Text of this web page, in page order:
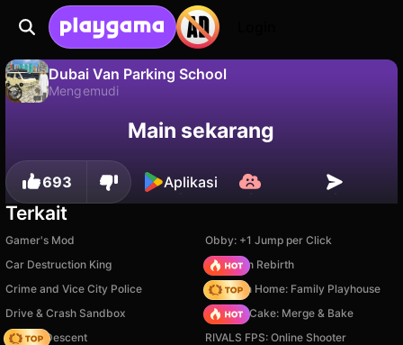
Dubai Van Parking School
Mengemudi
Simpan progresnya!
Main sekarang
693 Aplikasi
Terkait
Gamer's Mod
Obby: +1 Jump per Click
Car Destruction King
Stickman Rebirth
Crime and Vice City Police
My Town Home: Family Playhouse
Drive & Crash Sandbox
Piece of Cake: Merge & Bake
Deadly Descent
RIVALS FPS: Online Shooter